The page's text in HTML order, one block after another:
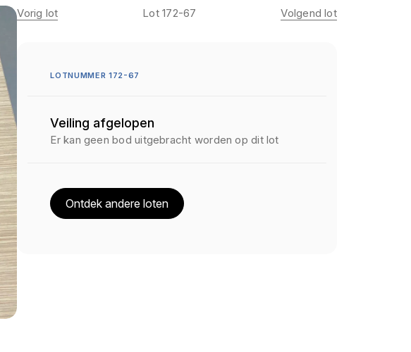
Vorig lot Lot 172-67 Volgend lot
LOTNUMMER 172-67
Veiling afgelopen
Er kan geen bod uitgebracht worden op dit lot
Ontdek andere loten